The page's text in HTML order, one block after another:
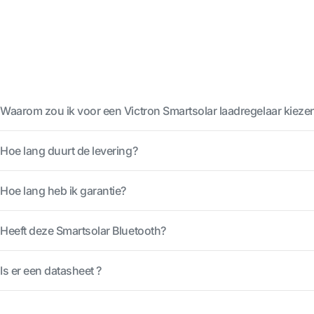
Waarom zou ik voor een Victron Smartsolar laadregelaar
Hoe lang duurt de levering?
Hoe lang heb ik garantie?
Heeft deze Smartsolar Bluetooth?
Is er een datasheet ?